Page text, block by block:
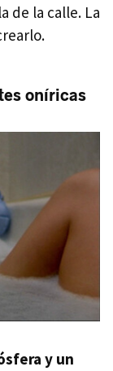
de la calle. La
oníricas
y un